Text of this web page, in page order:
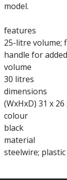
model.
features
25-litre volume;
handle for
volume
30 litres
dimensions
(WxHxD) 31 x 26
colour
black
material
steelwire; plastic